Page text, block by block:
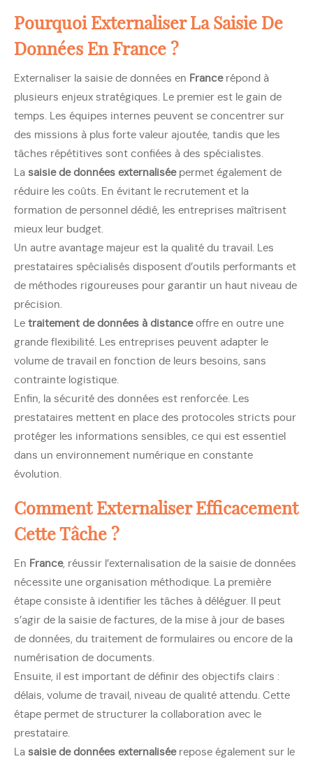
Pourquoi Externaliser La Saisie De
Données En France ?
Externaliser la saisie de données en Francerépond à
plusieurs enjeux stratégiques. Le premier est le gain de
temps. Les équipes internes peuvent se concentrer sur
des missions à plus forte valeur ajoutée, tandis que les
tâches répétitives sont confiées à des spécialistes.
La saisie de données externaliséepermet également de
réduire les coûts. En évitant le recrutement et la
formation de personnel dédié, les entreprises maîtrisent
mieux leur budget.
Un autre avantage majeur est la qualité du travail. Les
prestataires spécialisés disposent d’outils performants et
de méthodes rigoureuses pour garantir un haut niveau de
précision.
Le traitement de données à distanceoffre en outre une
grande flexibilité. Les entreprises peuvent adapter le
volume de travail en fonction de leurs besoins, sans
contrainte logistique.
Enfin, la sécurité des données est renforcée. Les
prestataires mettent en place des protocoles stricts pour
protéger les informations sensibles, ce qui est essentiel
dans un environnement numérique en constante
évolution.
Comment Externaliser Efficacement
Cette Tâche ?
En France, réussir l’externalisation de la saisie de données
nécessite une organisation méthodique. La première
étape consiste à identifier les tâches à déléguer. Il peut
s’agir de la saisie de factures, de la mise à jour de bases
de données, du traitement de formulaires ou encore de la
numérisation de documents.
Ensuite, il est important de définir des objectifs clairs :
délais, volume de travail, niveau de qualité attendu. Cette
étape permet de structurer la collaboration avec le
prestataire.
La saisie de données externaliséerepose également sur le